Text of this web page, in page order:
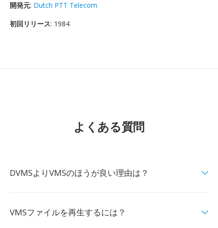
開発元: Dutch PTT Telecom
初回リリース: 1984
よくある質問
DVMSよりVMSのほうが良い理由は？
VMSファイルを再生するには？